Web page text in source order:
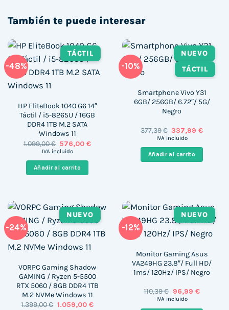
También te puede interesar
-48%
TÁCTIL
HP EliteBook 1040 G6 14″
Táctil / i5-8265U / 16GB
DDR4 1TB M.2 SATA
Windows 11
1.099,00€ El
precio
era:
1.099,00 €.
576,00€El
IVA incluido
Añadir al carrito
-10%
NUEVO
TÁCTIL
Smartphone Vivo Y31
6GB/ 256GB/ 6.72″/ 5G/
Negro
377,39€ El
precio
era:
377,39 €.
337,99€El
es:
337,99
IVA incluido
Añadir al carrito
-24%
NUEVO
VORPC Gaming Shadow
GAMING / Ryzen 5-5500
RTX 5060 / 8GB DDR4 1TB
M.2 NVMe Windows 11
1.399,00€ El
1.059,00 €El
-12%
NUEVO
Monitor Gaming Asus
VA249HG 23.8″/ Full HD/
1ms/ 120Hz/ IPS/ Negro
110,39€ El
precio
96,99 €El
IVA incluido